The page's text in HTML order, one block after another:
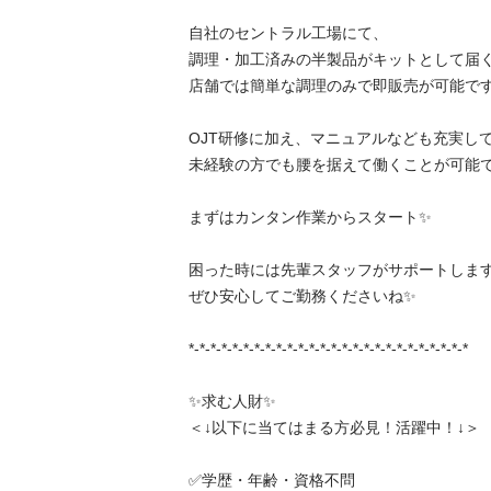
自社のセントラル工場にて、
調理・加工済みの半製品がキットとして届
店舗では簡単な調理のみで即販売が可能で
OJT研修に加え、マニュアルなども充実して
未経験の方でも腰を据えて働くことが可能
まずはカンタン作業からスタート✨
困った時には先輩スタッフがサポートしま
ぜひ安心してご勤務くださいね✨
*-*-*-*-*-*-*-*-*-*-*-*-*-*-*-*-*-*-*-*-*-*-*-*-*-*
✨求む人財✨
＜↓以下に当てはまる方必見！活躍中！↓＞
✅学歴・年齢・資格不問